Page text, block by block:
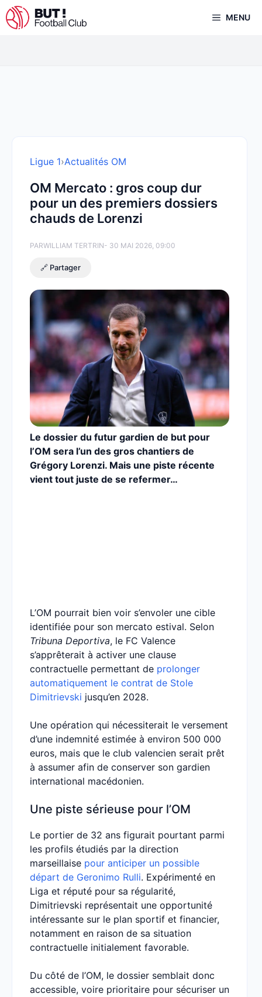
Aller
au
MENU
Ligue 1›Actualités OM
OM Mercato : gros coup dur
pour un des premiers dossiers
chauds de Lorenzi
PARWILLIAM TERTRIN- 30 MAI 2026, 09:00
🔗 Partager
Le dossier du futur gardien de but pour
l’OM sera l’un des gros chantiers de
Grégory Lorenzi. Mais une piste récente
vient tout juste de se refermer…
L’OM pourrait bien voir s’envoler une cible
identifiée pour son mercato estival. Selon
Tribuna Deportiva, le FC Valence
s’apprêterait à activer une clause
contractuelle permettant de prolonger
automatiquement le contrat de Stole
Dimitrievski jusqu’en 2028.
Une opération qui nécessiterait le versement
d’une indemnité estimée à environ 500 000
euros, mais que le club valencien serait prêt
à assumer afin de conserver son gardien
international macédonien.
Une piste sérieuse pour l’OM
Le portier de 32 ans figurait pourtant parmi
les profils étudiés par la direction
marseillaise pour anticiper un possible
départ de Geronimo Rulli. Expérimenté en
Liga et réputé pour sa régularité,
Dimitrievski représentait une opportunité
intéressante sur le plan sportif et financier,
notamment en raison de sa situation
contractuelle initialement favorable.
Du côté de l’OM, le dossier semblait donc
accessible, voire prioritaire pour sécuriser un